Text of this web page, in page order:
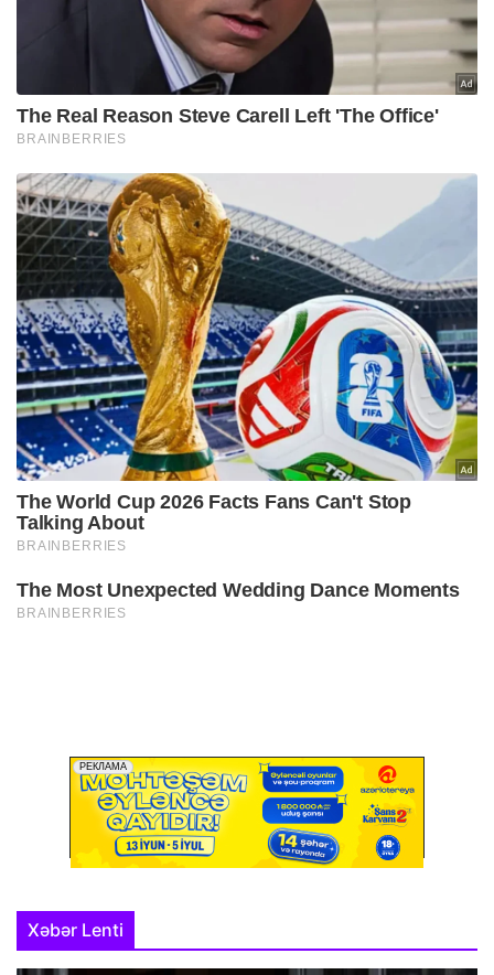
Xəbər Lenti